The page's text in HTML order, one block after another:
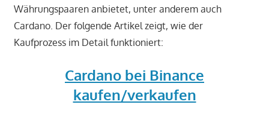
Währungspaaren anbietet, unter anderem auch
Cardano. Der folgende Artikel zeigt, wie der
Kaufprozess im Detail funktioniert:
Cardano bei Binance
kaufen/verkaufen